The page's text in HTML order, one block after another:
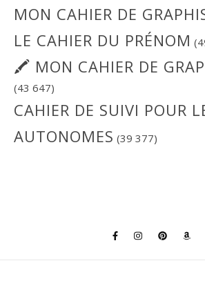
MON CAHIER DE
LE CAHIER DU PRÉNOM
🖍 MON CAHIER DE
(43 647)
CAHIER DE SUIVI POUR
AUTONOMES (39 377)